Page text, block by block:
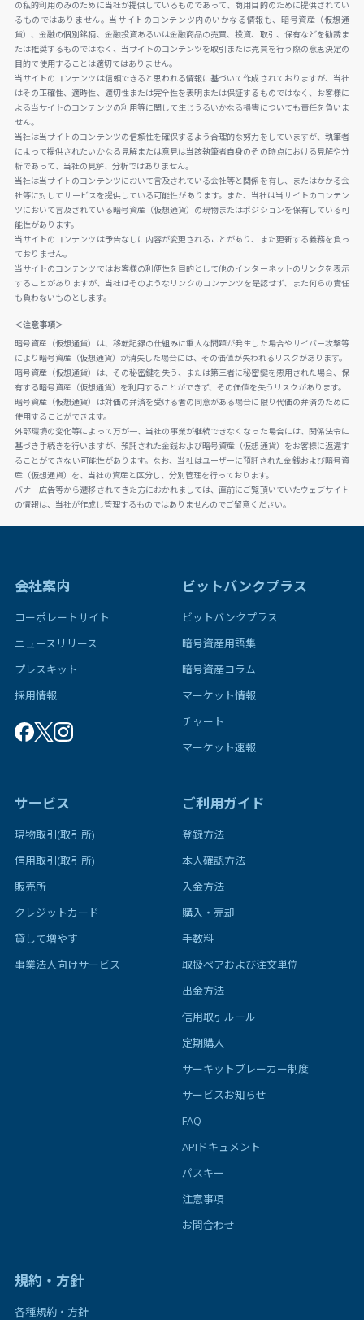
の私的利用のみのために当社が提供しているものであって、商用目的のために提供されてい
るものではありません。当サイトのコンテンツ内のいかなる情報も、暗号資産（仮想通
貨）、金融の個別銘柄、金融投資あるいは金融商品の売買、投資、取引、保有などを勧誘ま
たは推奨するものではなく、当サイトのコンテンツを取引または売買を行う際の意思決定の
目的で使用することは適切ではありません。
当サイトのコンテンツは信頼できると思われる情報に基づいて作成されておりますが、当社
はその正確性、適時性、適切性または完全性を表明または保証するものではなく、お客様に
よる当サイトのコンテンツの利用等に関して生じうるいかなる損害についても責任を負いま
せん。
当社は当サイトのコンテンツの信頼性を確保するよう合理的な努力をしていますが、執筆者
によって提供されたいかなる見解または意見は当該執筆者自身のその時点における見解や分
析であって、当社の見解、分析ではありません。
当社は当サイトのコンテンツにおいて言及されている会社等と関係を有し、またはかかる会
社等に対してサービスを提供している可能性があります。また、当社は当サイトのコンテン
ツにおいて言及されている暗号資産（仮想通貨）の現物またはポジションを保有している可
能性があります。
当サイトのコンテンツは予告なしに内容が変更されることがあり、また更新する義務を負っ
ておりません。
当サイトのコンテンツではお客様の利便性を目的として他のインターネットのリンクを表示
することがありますが、当社はそのようなリンクのコンテンツを是認せず、また何らの責任
も負わないものとします。
＜注意事項＞
暗号資産（仮想通貨）は、移転記録の仕組みに重大な問題が発生した場合やサイバー攻撃等
により暗号資産（仮想通貨）が消失した場合には、その価値が失われるリスクがあります。
暗号資産（仮想通貨）は、その秘密鍵を失う、または第三者に秘密鍵を悪用された場合、保
有する暗号資産（仮想通貨）を利用することができず、その価値を失うリスクがあります。
暗号資産（仮想通貨）は対価の弁済を受ける者の同意がある場合に限り代価の弁済のために
使用することができます。
外部環境の変化等によって万が一、当社の事業が継続できなくなった場合には、関係法令に
基づき手続きを行いますが、預託された金銭および暗号資産（仮想通貨）をお客様に返還す
ることができない可能性があります。なお、当社はユーザーに預託された金銭および暗号資
産（仮想通貨）を、当社の資産と区分し、分別管理を行っております。
バナー広告等から遷移されてきた方におかれましては、直前にご覧頂いていたウェブサイト
の情報は、当社が作成し管理するものではありませんのでご留意ください。
会社案内
コーポレートサイト
ニュースリリース
プレスキット
採用情報
ビットバンクプラス
ビットバンクプラス
暗号資産用語集
暗号資産コラム
マーケット情報
チャート
マーケット速報
サービス
現物取引(取引所)
信用取引(取引所)
販売所
クレジットカード
貸して増やす
事業法人向けサービス
ご利用ガイド
登録方法
本人確認方法
入金方法
購入・売却
手数料
取扱ペアおよび注文単位
出金方法
信用取引ルール
定期購入
サーキットブレーカー制度
サービスお知らせ
FAQ
APIドキュメント
パスキー
注意事項
お問合わせ
規約・方針
各種規約・方針